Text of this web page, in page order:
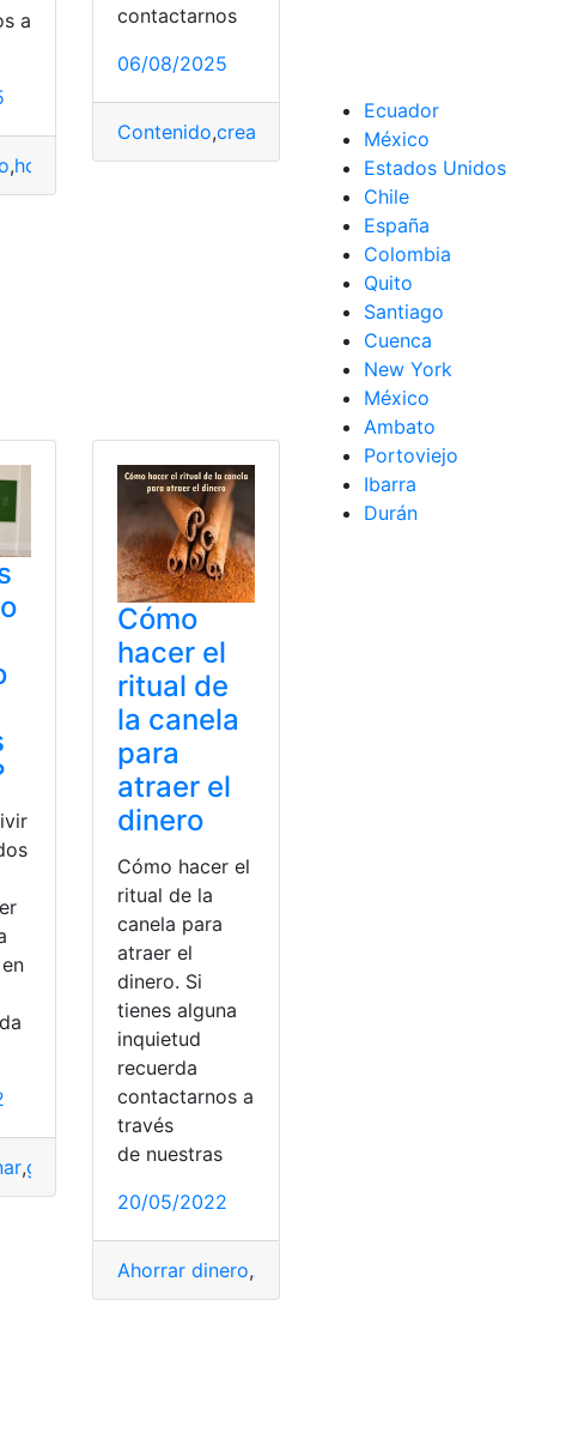
trabajos flexibles,trabajos online
a
,hoteles Requisitos,video
contactarnos
06/08/2025
Contenido,crear ganar dinero,IA,inteligencia
plataformas,trabajar
Solicitud
,ganar dinero Maestros
Cómo
hacer el
ritual de
la canela
para
atraer el
dinero
Cómo hacer el
ritual de la
canela para
atraer el
dinero. Si
tienes alguna
inquietud
recuerda
contactarnos a
través
de nuestras
20/05/2022
Ahorrar dinero,
Ecuador
México
Estados Unidos
Chile
España
Colombia
Quito
Santiago
Cuenca
New York
México
Ambato
Portoviejo
Ibarra
Durán